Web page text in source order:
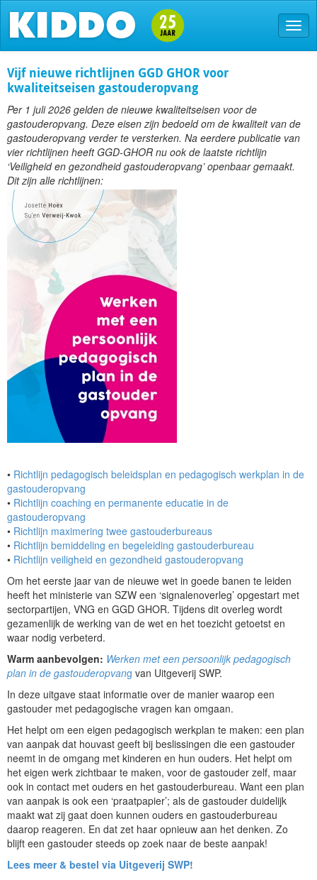
Vijf nieuwe richtlijnen GGD GHOR voor
kwaliteitseisen gastouderopvang
Per 1 juli 2026 gelden de nieuwe kwaliteitseisen voor de
gastouderopvang. Deze eisen zijn bedoeld om de kwaliteit van de
gastouderopvang verder te versterken. Na eerdere publicatie van
vier richtlijnen heeft GGD-GHOR nu ook de laatste richtlijn
‘Veiligheid en gezondheid gastouderopvang’ openbaar gemaakt.
Dit zijn alle richtlijnen:
• Richtlijn pedagogisch beleidsplan en pedagogisch werkplan in de
gastouderopvang
• Richtlijn coaching en permanente educatie in de
gastouderopvang
• Richtlijn maximering twee gastouderbureaus
• Richtlijn bemiddeling en begeleiding gastouderbureau
• Richtlijn veiligheid en gezondheid gastouderopvang
Om het eerste jaar van de nieuwe wet in goede banen te leiden
heeft het ministerie van SZW een ‘signalenoverleg’ opgestart met
sectorpartijen, VNG en GGD GHOR. Tijdens dit overleg wordt
gezamenlijk de werking van de wet en het toezicht getoetst en
waar nodig verbeterd.
Warm aanbevolgen: Werken met een persoonlijk pedagogisch
plan in de gastouderopvang van Uitgeverij SWP.
In deze uitgave staat informatie over de manier waarop een
gastouder met pedagogische vragen kan omgaan.
Het helpt om een eigen pedagogisch werkplan te maken: een plan
van aanpak dat houvast geeft bij beslissingen die een gastouder
neemt in de omgang met kinderen en hun ouders. Het helpt om
het eigen werk zichtbaar te maken, voor de gastouder zelf, maar
ook in contact met ouders en het gastouderbureau. Want een plan
van aanpak is ook een ‘praatpapier’; als de gastouder duidelijk
maakt wat zij gaat doen kunnen ouders en gastouderbureau
daarop reageren. En dat zet haar opnieuw aan het denken. Zo
blijft een gastouder steeds op zoek naar de beste aanpak!
Lees meer & bestel via Uitgeverij SWP!